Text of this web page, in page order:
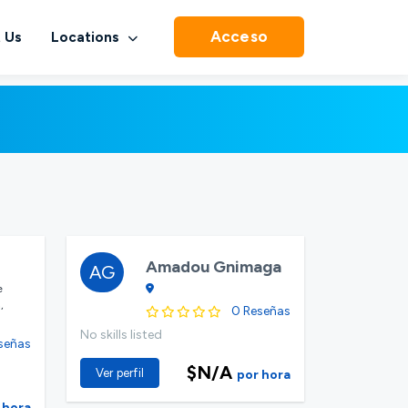
Locations Acceso
AG Amadou Gnimaga
0 Reseñas
No skills listed
Ver perfil $N/A por hora